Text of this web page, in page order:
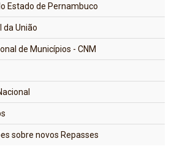
Estado de Pernambuco
da União
de Municípios - CNM
sobre novos Repasses